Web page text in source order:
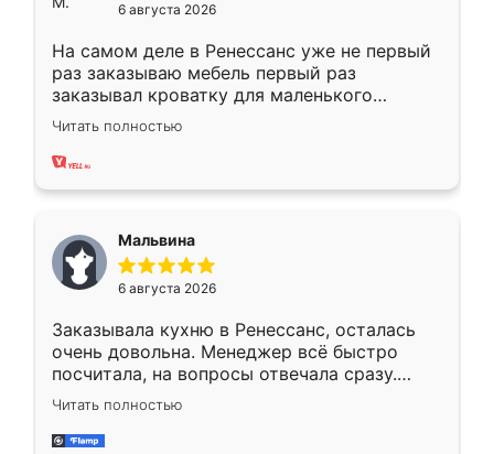
6 августа 2026
На самом деле в Ренессанс уже не первый
раз заказываю мебель первый раз
заказывал кроватку для маленького
ребёнка при его рождении ,во второй раз
заказал шкаф-купе. По качеству очень
хорошее сборка достаточно быстрая,
меньше, здесь же он более разнообразный.
Мне нравится ,если что-то потребуется из
мебели буду заказывать только здесь.
Читать полностью
Мальвина
6 августа 2026
Заказывала кухню в Ренессанс, осталась
очень довольна. Менеджер всё быстро
посчитала, на вопросы отвечала сразу.
Замерщик приехал в субботу, подошёл к
делу со всей ответственностью. Собрали
за день, ребята работали аккуратно, даже
Читать полностью